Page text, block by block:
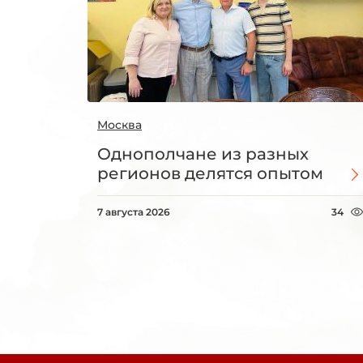
Москва
Однополчане из разных
регионов делятся опытом
7 августа 2026 34